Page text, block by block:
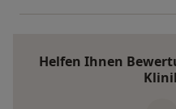
Helfen Ihnen